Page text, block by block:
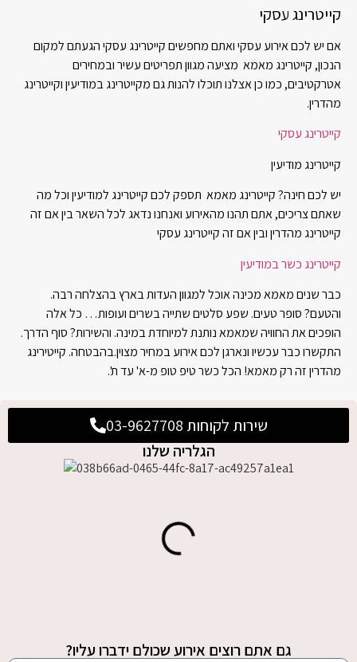
שירות לקוחות 03-9627708
הגלריה שלנו
גם אתם רוצים אירוע שכולם ידברו עליו?
קייטרינג עסקי
אם יש לכם אירוע עסקי ואתם מחפשים קייטרינג עסקי הגעתם למקום
הנכון, קייטרינג מאמא מציעה מגוון תפריטים עשיר ובמחירים
אטרקטיבים, כמו כן אצלנו תוכלו להנות גם מקייטרינג במודיעין וקייטרינג
מהדרין.
קייטרינג עסקי
קייטרינג מודיעין
יש לכם חינה? קייטרינג מאמא תספק לכם קייטרינג למודיעין וכל מה
שאתם צריכים, אתם תהנו מהאירוע ואנחנו נדאג לכל השאר בין אם זה
קייטרינג מהדרין ובין אם זה קייטרינג עסקי
קייטרינג כשר במודיעין
כבר שנים מאמא מכינה אוכל למגוון העדות בארץ בהצלחה רבה.
והטעם? סופר טעים. שפע סלטים שתייה בשרים ועופות… כל אלה
הופכים את החוויה שמאמא נותנת למיוחדת במינה. והשירות? סוף הדרך.
התקשרו כבר עכשיו ונארגן לכם אירוע במחיר מצוין.בהבטחה. קייטירינג
מהדרין זה רק מאמא! הכל כשר טיפ טופ מ-א' עד ת'.